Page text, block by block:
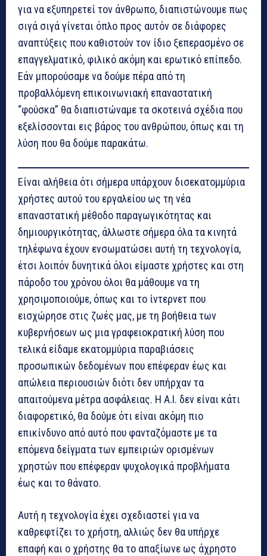
για να εξυπηρετεί τον άνθρωπο, διαπιστώνουμε πως
σιγά σιγά γίνεται όπλο προς αυτόν σε διάφορες
αναπτύξεις που καθιστούν τον ίδιο ξεπερασμένο σε
επαγγελματικό, φιλικό ακόμη και ερωτικό επίπεδο.
Εάν μπορούσαμε να δούμε πέρα από τη
προβαλλόμενη επικοινωνιακή επαναστατική
“φούσκα” θα διαπιστώναμε τα σκοτεινά σχέδια που
εξελίσσονται εις βάρος του ανθρώπου, όπως και τη
λύση που θα δούμε παρακάτω.
Είναι αλήθεια ότι σήμερα υπάρχουν δισεκατομμύρια
χρήστες αυτού του εργαλείου ως τη νέα
επαναστατική μέθοδο παραγωγικότητας και
δημιουργικότητας, άλλωστε σήμερα όλα τα κινητά
τηλέφωνα έχουν ενσωματώσει αυτή τη τεχνολογία,
έτσι λοιπόν δυνητικά όλοι είμαστε χρήστες και στη
πάροδο του χρόνου όλοι θα μάθουμε να τη
χρησιμοποιούμε, όπως και το ίντερνετ που
εισχώρησε στις ζωές μας, με τη βοήθεια των
κυβερνήσεων ως μια γραφειοκρατική λύση που
τελικά είδαμε εκατομμύρια παραβιάσεις
προσωπικών δεδομένων που επέφεραν έως και
απώλεια περιουσιών διότι δεν υπήρχαν τα
απαιτούμενα μέτρα ασφάλειας. Η Α.Ι. δεν είναι κάτι
διαφορετικό, θα δούμε ότι είναι ακόμη πιο
επικίνδυνο από αυτό που φανταζόμαστε με τα
επόμενα δείγματα των εμπειριών ορισμένων
χρηστών που επέφεραν ψυχολογικά προβλήματα
έως και το θάνατο.
Αυτή η τεχνολογία έχει σχεδιαστεί για να
καθρεφτίζει το χρήστη, αλλιώς δεν θα υπήρχε
επαφή και ο χρήστης θα το απαξίωνε ως άχρηστο